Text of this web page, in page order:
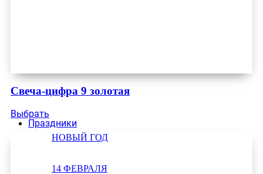
Праздники
НОВЫЙ ГОД
14 ФЕВРАЛЯ
Свеча-цифра 9 золотая
Выбрать